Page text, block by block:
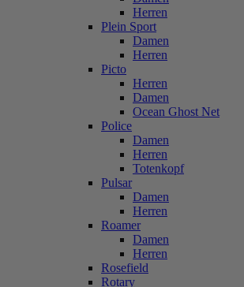
Herren
Plein Sport
Damen
Herren
Picto
Herren
Damen
Ocean Ghost Net
Police
Damen
Herren
Totenkopf
Pulsar
Damen
Herren
Roamer
Damen
Herren
Rosefield
Rotary